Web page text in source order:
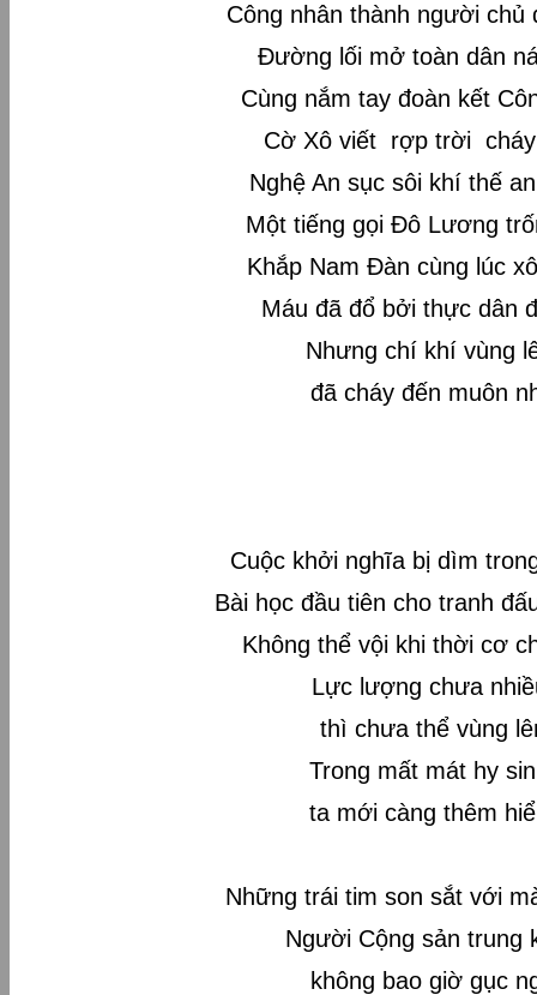
Công nhân thành người chủ
Đường lối mở toàn dân
Cùng nắm tay đoàn kết
Cờ Xô viết rợp trời cháy
Nghệ An sục sôi khí thế
Một tiếng gọi Đô Lương
Khắp Nam Đàn cùng lúc
Máu đã đổ bởi thực dân
Nhưng chí khí vùng
đã cháy đến muôn
Cuộc khởi nghĩa bị dìm
Bài học đầu tiên cho tranh
Không thể vội khi thời cơ
Lực lượng chưa
thì chưa thể vùng
Trong mất mát hy
ta mới càng thêm
Những trái tim son sắt với màu
Người Cộng sản trung
không bao giờ gục